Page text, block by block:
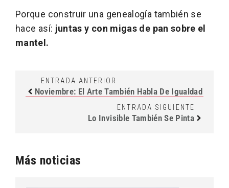
Porque construir una genealogía también se
hace así: juntas y con migas de pan sobre el
mantel.
ENTRADA ANTERIOR
Noviembre: El Arte También Habla De Igualdad
ENTRADA SIGUIENTE
Lo Invisible También Se Pinta
Más noticias